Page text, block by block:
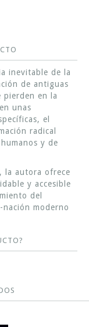
inevitable de la
de antiguas
pierden en la
unas
el
radical
y de
la autora ofrece
y accesible
del
moderno